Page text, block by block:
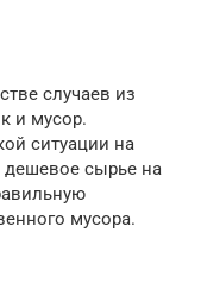
случаев из
и мусор.
ситуации на
дешевое сырье на
мусора.